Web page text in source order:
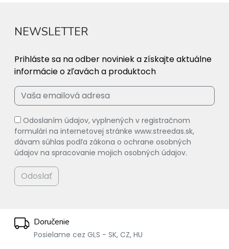
NEWSLETTER
Prihláste sa na odber noviniek a získajte aktuálne
informácie o zľavách a produktoch
Odoslaním údajov, vyplnených v registračnom
formulári na internetovej stránke www.streedas.sk,
dávam súhlas podľa zákona o ochrane osobných
údajov na spracovanie mojich osobných údajov.
Odoslať
Doručenie
Posielame cez GLS - SK, CZ, HU